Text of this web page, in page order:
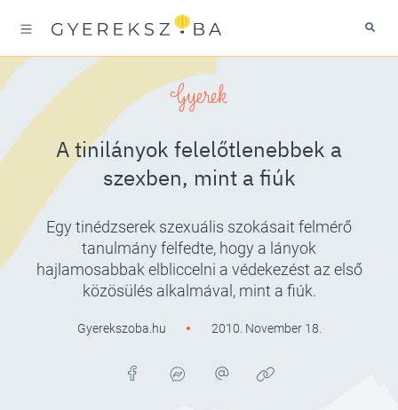
Gyerek
A tinilányok felelőtlenebbek a
szexben, mint a fiúk
Egy tinédzserek szexuális szokásait felmérő
tanulmány felfedte, hogy a lányok
hajlamosabbak elbliccelni a védekezést az első
közösülés alkalmával, mint a fiúk.
Gyerekszoba.hu 2010. November 18.